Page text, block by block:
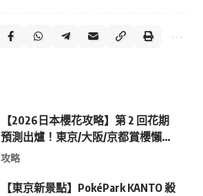
【2026日本櫻花攻略】第 2 回花期
預測出爐！東京/大阪/京都賞櫻懶人
包 (附最新時間表)
攻略
【東京新景點】PokéPark KANTO 殺